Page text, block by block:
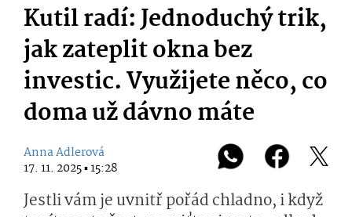
Kutil radí: Jednoduchý trik,
jak zateplit okna bez
investic. Využijete něco, co
doma už dávno máte
Anna Adlerová
17. 11. 2025 ▪ 15:28
Jestli vám je uvnitř pořád chladno, i když